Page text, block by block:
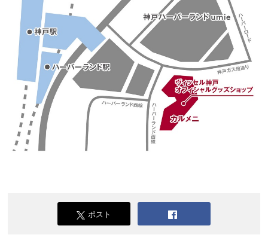
ポスト